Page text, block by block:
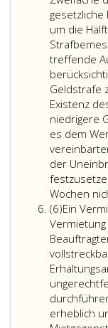
Auf
diesen
kann
im
voraus
nicht
werden.
Der
auf
der
entgegen
den
der
15
um die
treffende
Geldstrafe
Existenz
niedrigere
es dem
der
Wochen
(6)Absatz
6
Ein
erheblich